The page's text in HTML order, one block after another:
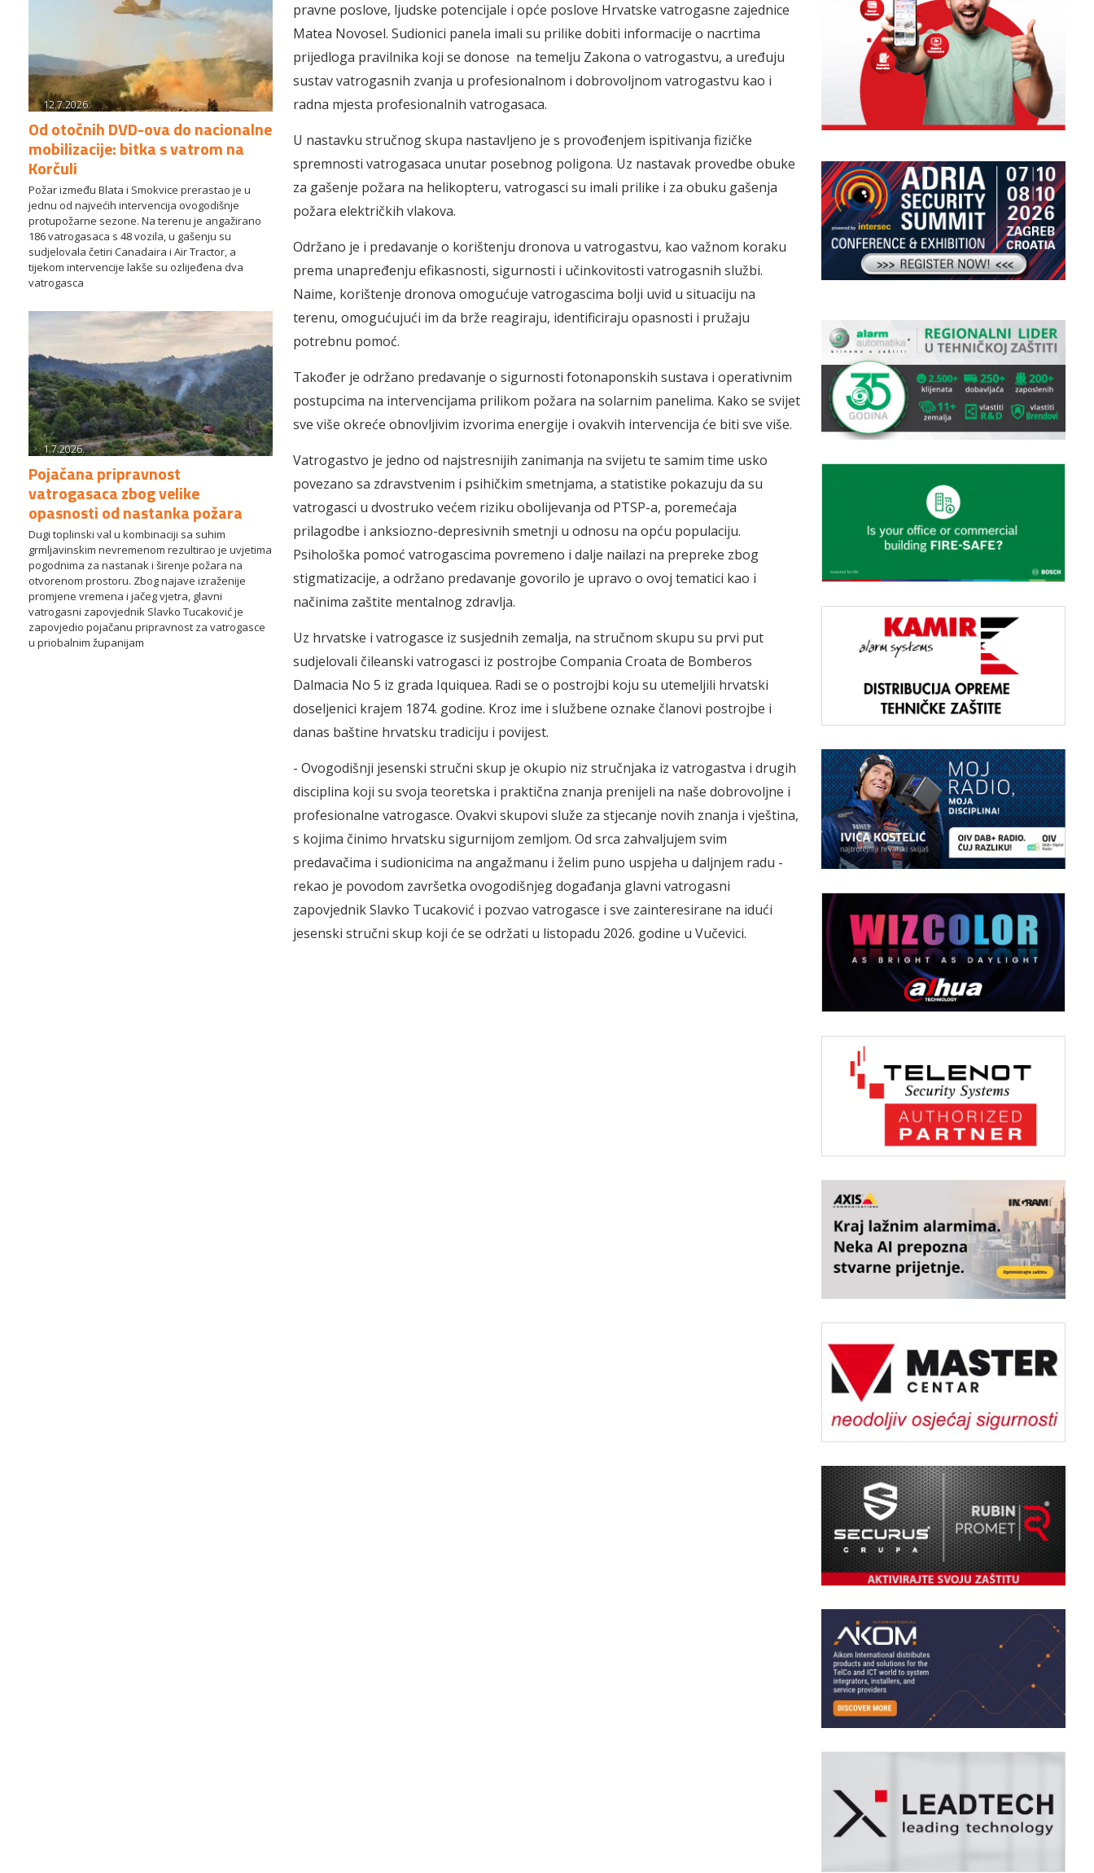
12.7.2026.
Od otočnih DVD-ova do nacionalne
mobilizacije: bitka s vatrom na
Korčuli
Požar između Blata i Smokvice prerastao je u
jednu od najvećih intervencija ovogodišnje
protupožarne sezone. Na terenu je angažirano
186 vatrogasaca s 48 vozila, u gašenju su
sudjelovala četiri Canadaira i Air Tractor, a
tijekom intervencije lakše su ozlijeđena dva
vatrogasca
1.7.2026.
Pojačana pripravnost
vatrogasaca zbog velike
opasnosti od nastanka požara
Dugi toplinski val u kombinaciji sa suhim
grmljavinskim nevremenom rezultirao je uvjetima
pogodnima za nastanak i širenje požara na
otvorenom prostoru. Zbog najave izraženije
promjene vremena i jačeg vjetra, glavni
vatrogasni zapovjednik Slavko Tucaković je
zapovjedio pojačanu pripravnost za vatrogasce
u priobalnim županijam
pravne poslove, ljudske potencijale i opće poslove Hrvatske vatrogasne zajednice
Matea Novosel. Sudionici panela imali su prilike dobiti informacije o nacrtima
prijedloga pravilnika koji se donose na temelju Zakona o vatrogastvu, a uređuju
sustav vatrogasnih zvanja u profesionalnom i dobrovoljnom vatrogastvu kao i
radna mjesta profesionalnih vatrogasaca.
U nastavku stručnog skupa nastavljeno je s provođenjem ispitivanja fizičke
spremnosti vatrogasaca unutar posebnog poligona. Uz nastavak provedbe obuke
za gašenje požara na helikopteru, vatrogasci su imali prilike i za obuku gašenja
požara električkih vlakova.
Održano je i predavanje o korištenju dronova u vatrogastvu, kao važnom koraku
prema unapređenju efikasnosti, sigurnosti i učinkovitosti vatrogasnih službi.
Naime, korištenje dronova omogućuje vatrogascima bolji uvid u situaciju na
terenu, omogućujući im da brže reagiraju, identificiraju opasnosti i pružaju
potrebnu pomoć.
Također je održano predavanje o sigurnosti fotonaponskih sustava i operativnim
postupcima na intervencijama prilikom požara na solarnim panelima. Kako se svijet
sve više okreće obnovljivim izvorima energije i ovakvih intervencija će biti sve više.
Vatrogastvo je jedno od najstresnijih zanimanja na svijetu te samim time usko
povezano sa zdravstvenim i psihičkim smetnjama, a statistike pokazuju da su
vatrogasci u dvostruko većem riziku obolijevanja od PTSP-a, poremećaja
prilagodbe i anksiozno-depresivnih smetnji u odnosu na opću populaciju.
Psihološka pomoć vatrogascima povremeno i dalje nailazi na prepreke zbog
stigmatizacije, a održano predavanje govorilo je upravo o ovoj tematici kao i
načinima zaštite mentalnog zdravlja.
Uz hrvatske i vatrogasce iz susjednih zemalja, na stručnom skupu su prvi put
sudjelovali čileanski vatrogasci iz postrojbe Compania Croata de Bomberos
Dalmacia No 5 iz grada Iquiquea. Radi se o postrojbi koju su utemeljili hrvatski
doseljenici krajem 1874. godine. Kroz ime i službene oznake članovi postrojbe i
danas baštine hrvatsku tradiciju i povijest.
- Ovogodišnji jesenski stručni skup je okupio niz stručnjaka iz vatrogastva i drugih
disciplina koji su svoja teoretska i praktična znanja prenijeli na naše dobrovoljne i
profesionalne vatrogasce. Ovakvi skupovi služe za stjecanje novih znanja i vještina,
s kojima činimo hrvatsku sigurnijom zemljom. Od srca zahvaljujem svim
predavačima i sudionicima na angažmanu i želim puno uspjeha u daljnjem radu -
rekao je povodom završetka ovogodišnjeg događanja glavni vatrogasni
zapovjednik Slavko Tucaković i pozvao vatrogasce i sve zainteresirane na idući
jesenski stručni skup koji će se održati u listopadu 2026. godine u Vučevici.